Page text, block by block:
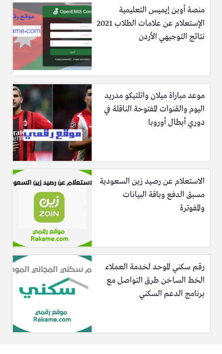
منصة أوبن إيميس التعليمية
الإستعلام عن علامات الطلاب 2021
نتائج التوجيهي الأردن
موعد مباراة ميلان واتلتيكو مدريد
اليوم والقنوات المفتوحة الناقلة في
دوري أبطال أوروبا
الاستعلام عن رصيد زين السعودية
مسبق الدفع وباقة البيانات
والمفوترة
رقم سكني الموحد لخدمة العملاء
الخط الساخن طرق التواصل مع
برنامج الدعم السكني